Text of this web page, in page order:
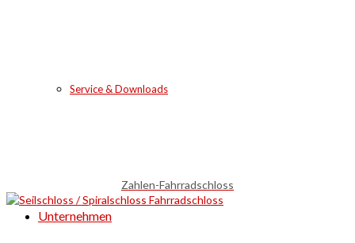
Service & Downloads
Unternehmen
Zahlen-Fahrradschloss